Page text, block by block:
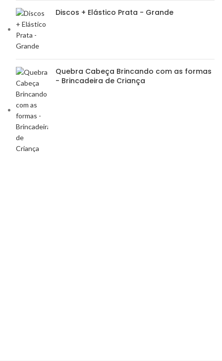
Discos + Elástico Prata - Grande
Quebra Cabeça Brincando com as formas
- Brincadeira de Criança